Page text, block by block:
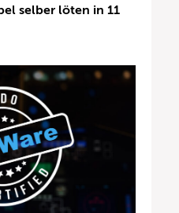
selber löten in 11